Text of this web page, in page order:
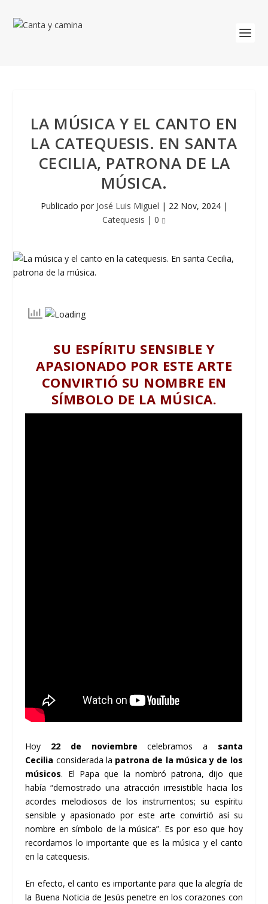
LA MÚSICA Y EL CANTO EN
LA CATEQUESIS. EN SANTA
CECILIA, PATRONA DE LA
MÚSICA.
Publicado por José Luis Miguel | 22 Nov, 2024|
Catequesis | 0
SU ESPÍRITU SENSIBLE Y
APASIONADO POR ESTE ARTE
CONVIRTIÓ SU NOMBRE EN
SÍMBOLO DE LA MÚSICA.
Hoy 22 de noviembre celebramos a santa
Cecilia considerada la patrona de la música y de los
músicos. El Papa que la nombró patrona, dijo que
había “demostrado una atracción irresistible hacia los
acordes melodiosos de los instrumentos; su espíritu
sensible y apasionado por este arte convirtió así su
nombre en símbolo de la música”. Es por eso que hoy
recordamos lo importante que es la música y el canto
en la catequesis.
En efecto, el canto es importante para que la alegría de
la Buena Noticia de Jesús penetre en los corazones con